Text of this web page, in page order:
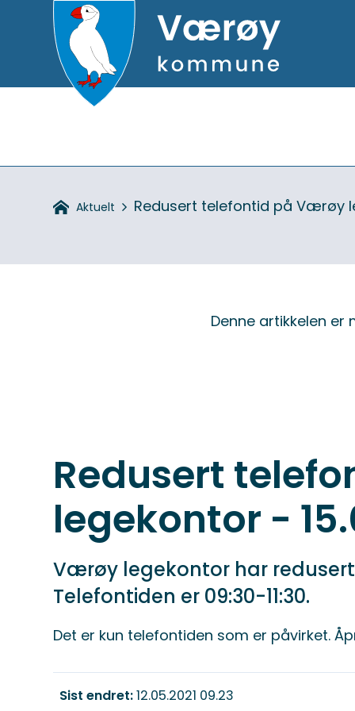
Hovedportal
Du Aktuelt Redusert telefontid på Værøy
Denne artikkelen
Redusert
legekontor -
Værøy legekontor har
Telefontiden er 09:30-11:30.
Det er kun telefontiden som er påvirket.
Sist endret 12.05.2021 09.23